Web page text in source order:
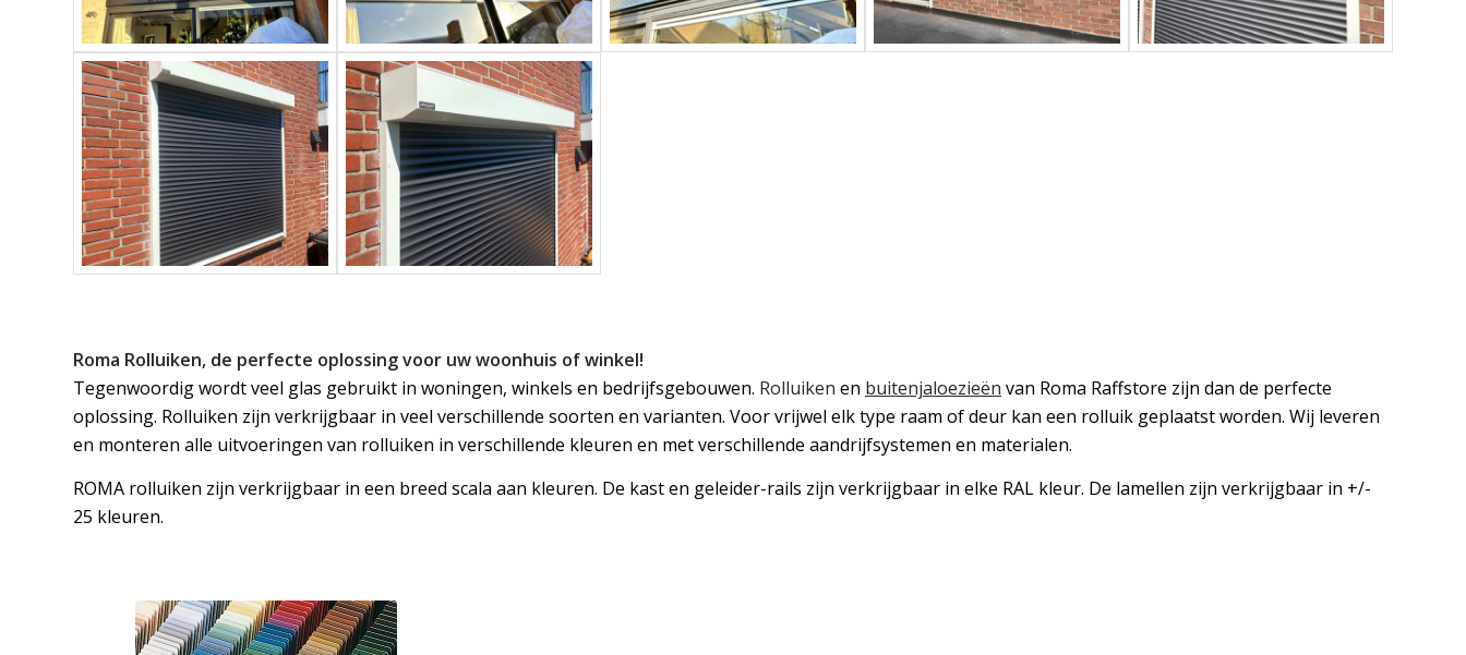
Roma Rolluiken, de perfecte oplossing voor uw woonhuis of winkel!
Tegenwoordig wordt veel glas gebruikt in woningen, winkels en bedrijfsgebouwen. Rolluiken en buitenjaloezieën van Roma Raffstore zijn dan de perfecte
oplossing. Rolluiken zijn verkrijgbaar in veel verschillende soorten en varianten. Voor vrijwel elk type raam of deur kan een rolluik geplaatst worden. Wij leveren
en monteren alle uitvoeringen van rolluiken in verschillende kleuren en met verschillende aandrijfsystemen en materialen.
ROMA rolluiken zijn verkrijgbaar in een breed scala aan kleuren. De kast en geleider-rails zijn verkrijgbaar in elke RAL kleur. De lamellen zijn verkrijgbaar in +/-
25 kleuren.